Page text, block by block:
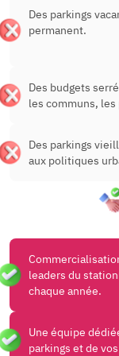
Des parkings
permanent.
Des budgets
les communs,
Des parkings
aux politiques
leaders du
chaque année.
Une équipe
parkings et de